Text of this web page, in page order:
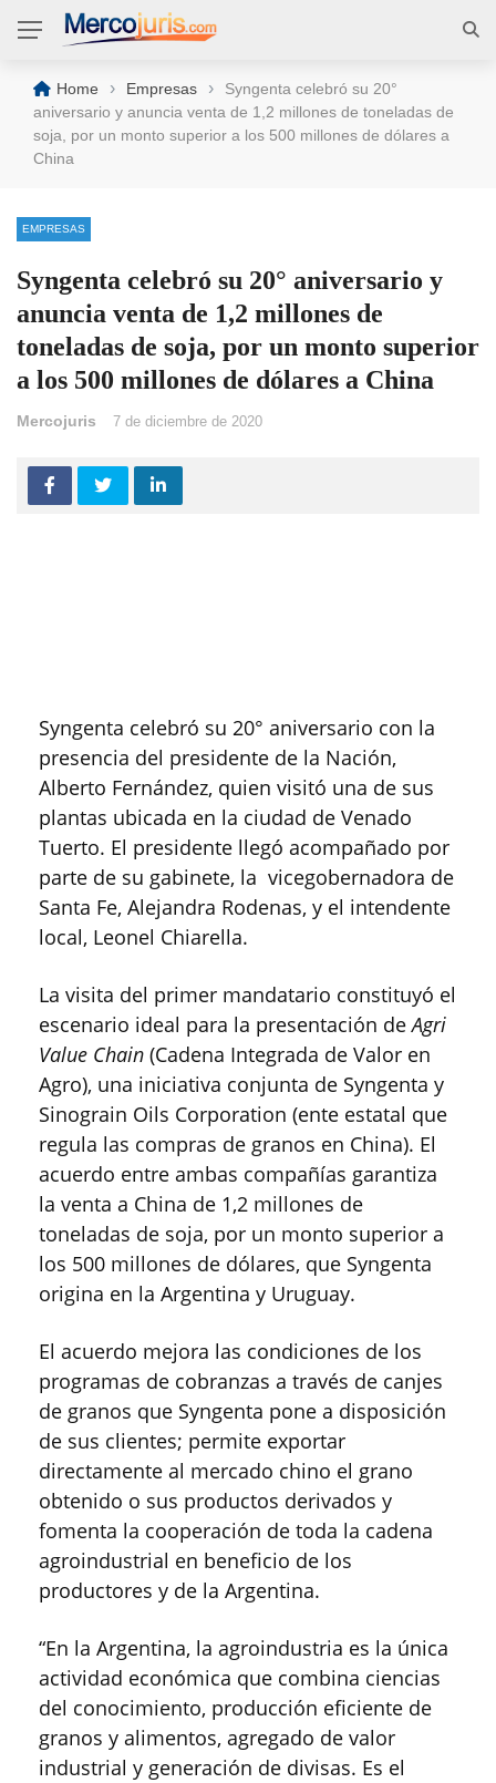
Home › Empresas ›
Syngenta celebró su 20°
aniversario y anuncia venta de 1,2 millones de toneladas de
soja, por un monto superior a los 500 millones de dólares a
China
EMPRESAS
Syngenta celebró su 20° aniversario y
anuncia venta de 1,2 millones de
toneladas de soja, por un monto superior
a los 500 millones de dólares a China
Mercojuris 7 de diciembre de 2020
Syngenta celebró su 20° aniversario con la
presencia del presidente de la Nación,
Alberto Fernández, quien visitó una de sus
plantas ubicada en la ciudad de Venado
Tuerto. El presidente llegó acompañado por
parte de su gabinete, la vicegobernadora de
Santa Fe, Alejandra Rodenas, y el intendente
local, Leonel Chiarella.
La visita del primer mandatario constituyó el
escenario ideal para la presentación deAgri
Value Chain (Cadena Integrada de Valor en
Agro), una iniciativa conjunta de Syngenta y
Sinograin Oils Corporation (ente estatal que
regula las compras de granos en China). El
acuerdo entre ambas compañías garantiza
la venta a China de 1,2 millones de
toneladas de soja, por un monto superior a
los 500 millones de dólares, que Syngenta
origina en la Argentina y Uruguay.
El acuerdo mejora las condiciones de los
programas de cobranzas a través de canjes
de granos que Syngenta pone a disposición
de sus clientes; permite exportar
directamente al mercado chino el grano
obtenido o sus productos derivados y
fomenta la cooperación de toda la cadena
agroindustrial en beneficio de los
productores y de la Argentina.
“En la Argentina, la agroindustria es la única
actividad económica que combina ciencias
del conocimiento, producción eficiente de
granos y alimentos, agregado de valor
industrial y generación de divisas. Es el